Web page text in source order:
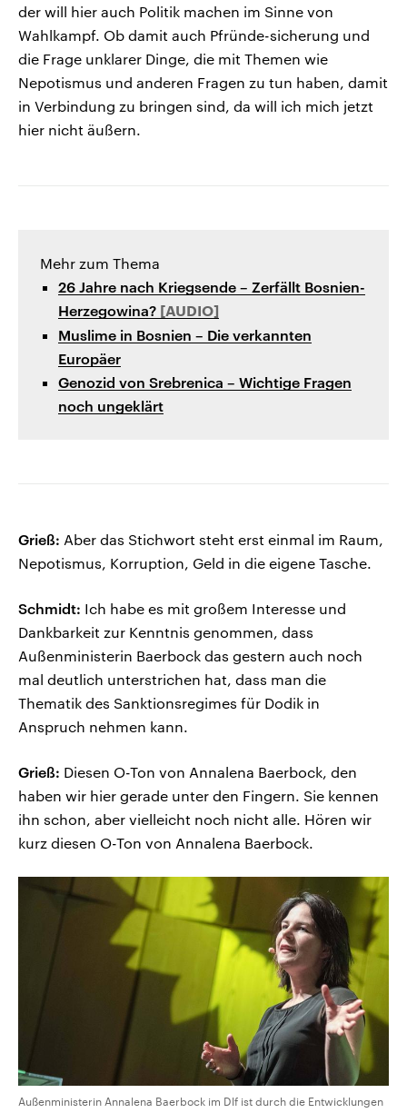
der will hier auch Politik machen im Sinne von
Wahlkampf. Ob damit auch Pfründe-sicherung und
die Frage unklarer Dinge, die mit Themen wie
Nepotismus und anderen Fragen zu tun haben, damit
in Verbindung zu bringen sind, da will ich mich jetzt
hier nicht äußern.
Mehr zum Thema
26 Jahre nach Kriegsende – Zerfällt Bosnien-
Herzegowina?
Muslime in Bosnien – Die verkannten
Europäer
Genozid von Srebrenica – Wichtige Fragen
noch ungeklärt
Grieß: Aber das Stichwort steht erst einmal im Raum,
Nepotismus, Korruption, Geld in die eigene Tasche.
Schmidt: Ich habe es mit großem Interesse und
Dankbarkeit zur Kenntnis genommen, dass
Außenministerin Baerbock das gestern auch noch
mal deutlich unterstrichen hat, dass man die
Thematik des Sanktionsregimes für Dodik in
Anspruch nehmen kann.
Grieß: Diesen O-Ton von Annalena Baerbock, den
haben wir hier gerade unter den Fingern. Sie kennen
ihn schon, aber vielleicht noch nicht alle. Hören wir
kurz diesen O-Ton von Annalena Baerbock.
Außenministerin Annalena Baerbock im Dlf ist durch die Entwicklungen